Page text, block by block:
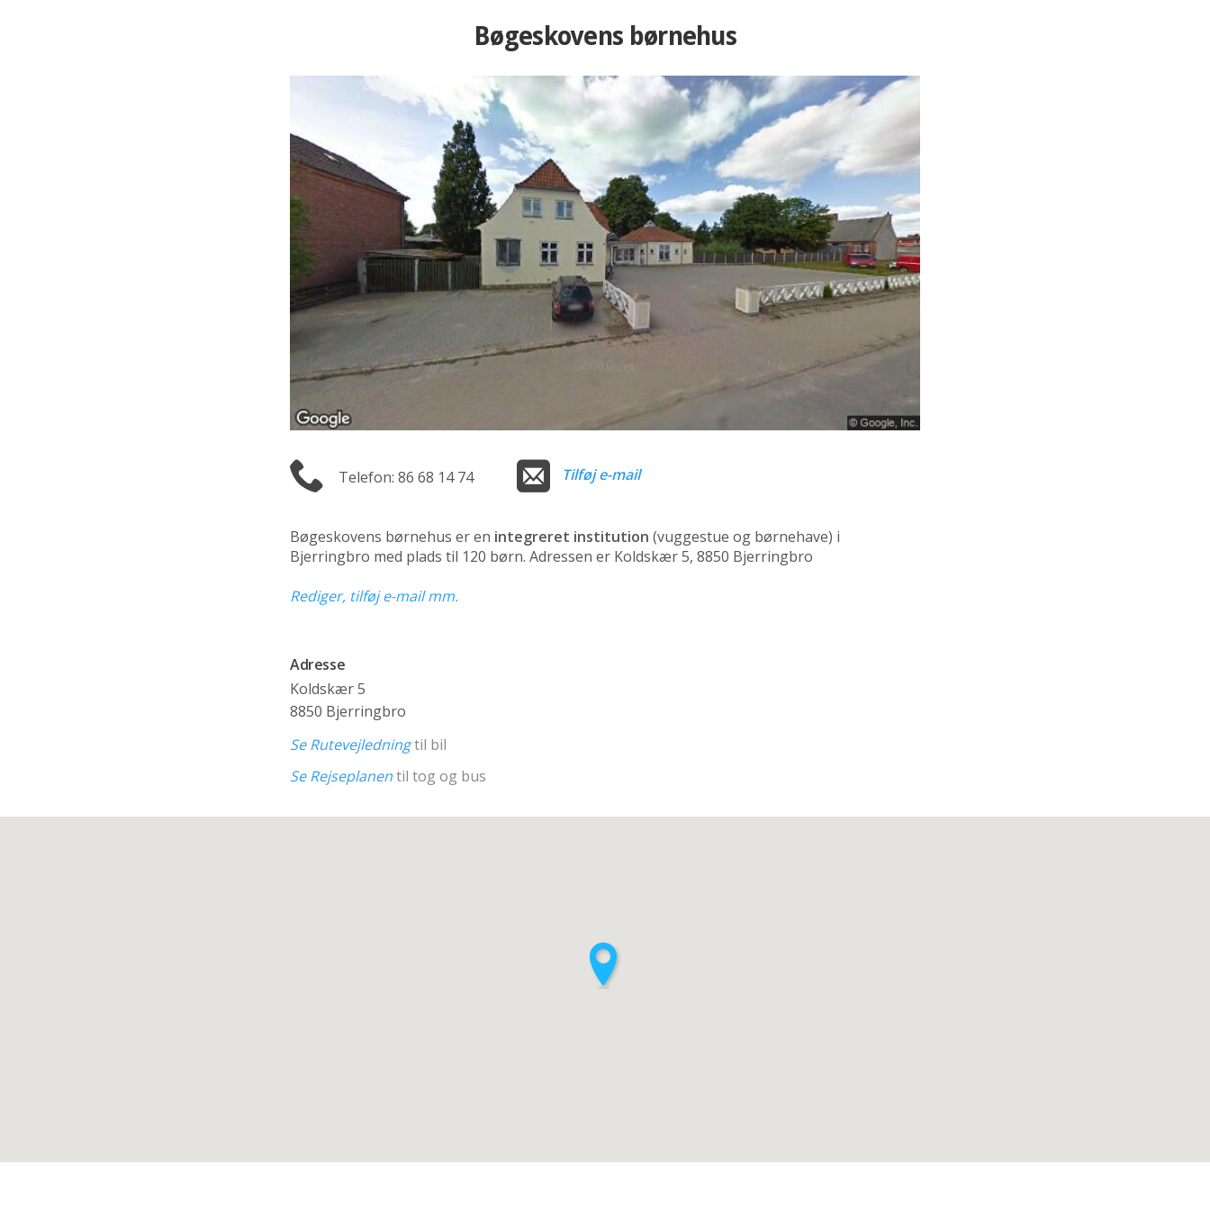
Bøgeskovens børnehus
Telefon: 86 68 14 74 Tilføj e-mail
Bøgeskovens børnehus er en integreret institution (vuggestue og børnehave) i
Bjerringbro med plads til 120 børn. Adressen er Koldskær 5, 8850 Bjerringbro
Rediger, tilføj e-mail mm.
Adresse
Koldskær 5
8850 Bjerringbro
Se Rutevejledningtil bil
Se Rejseplanentil tog og bus